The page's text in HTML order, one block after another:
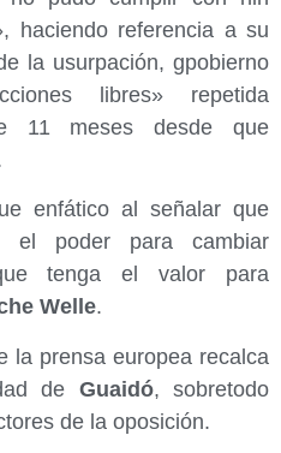
haciendo referencia a su
la usurpación, gpobierno
libres» repetida
11 meses desde que
enfático al señalar que
poder para cambiar
tenga el valor para
Welle.
la prensa europea recalca
de Guaidó, sobretodo
de la oposición.